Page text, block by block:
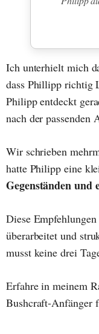
Ich unterhielt mich
dass Phillipp richtig
Philipp entdeckt
nach der passenden
Wir schrieben
hatte Philipp eine
Gegenständen und
Diese
überarbeitet und
musst keine drei
Erfahre in meinem
Bushcraft-Anfänger